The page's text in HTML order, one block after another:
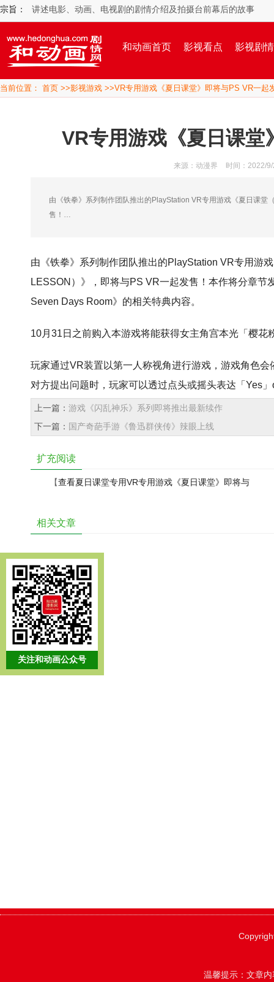
宗旨： 讲述电影、动画、电视剧的剧情介绍及拍摄台前幕后的故事
和动画首页 影视看点 影视剧情
当前位置： 首页 >>影视游戏 >>VR专用游戏《夏日课堂》即将与PS VR一起
VR专用游戏《夏日课堂
来源：动漫界 时间：2022/
由《铁拳》系列制作团队推出的PlayStation VR专用游戏《夏日课
售！…
由《铁拳》系列制作团队推出的PlayStation VR专用游
LESSON）》，即将与PS VR一起发售！本作将分章
Seven Days Room》的相关特典内容。
10月31日之前购入本游戏将能获得女主角宫本光「樱花
玩家通过VR装置以第一人称视角进行游戏，游戏角色
对方提出问题时，玩家可以透过点头或摇头表达「Yes
上一篇： 游戏《闪乱神乐》系列即将推出最新续作
下一篇： 国产奇葩手游《鲁迅群侠传》辣眼上线
扩充阅读
【查看夏日课堂专用VR专用游戏《夏日课堂》即将与
相关文章
温馨提示：文章
关注和动画公众号